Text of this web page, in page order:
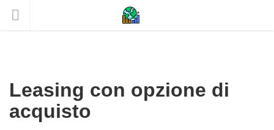
Leasing con opzione di
acquisto